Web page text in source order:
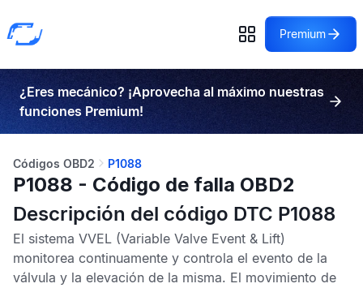
Premium
¿Eres mecánico? ¡Aprovecha al máximo nuestras
funciones Premium!
Códigos OBD2 P1088
P1088 - Código de falla OBD2
Descripción del código DTC P1088
El sistema VVEL (Variable Valve Event & Lift)
monitorea continuamente y controla el evento de la
válvula y la elevación de la misma. El movimiento de